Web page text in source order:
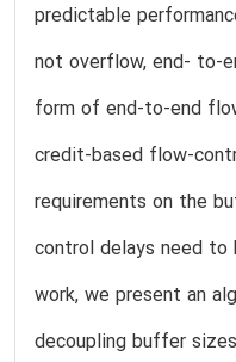
predictable
not overflow, end- to-
form of end-to-end
credit-based flow-
requirements on the
control delays need
work, we present an
decoupling buffer